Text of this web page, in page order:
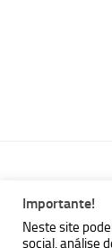
MBallem |
Powered by
Importante!
Neste site
social, análise